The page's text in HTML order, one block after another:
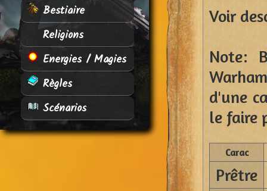
Bestiaire
Religions
Energies / Magies
Règles
Scénarios
Voir
Note:
d'une
le faire
Carac
Prêtre